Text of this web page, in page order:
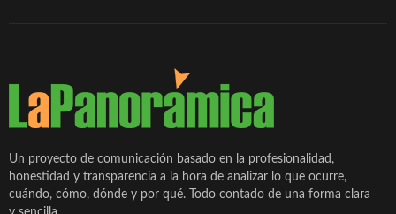
Un proyecto de comunicación basado en la profesionalidad,
honestidad y transparencia a la hora de analizar lo que ocurre,
cuándo, cómo, dónde y por qué. Todo contado de una forma clara